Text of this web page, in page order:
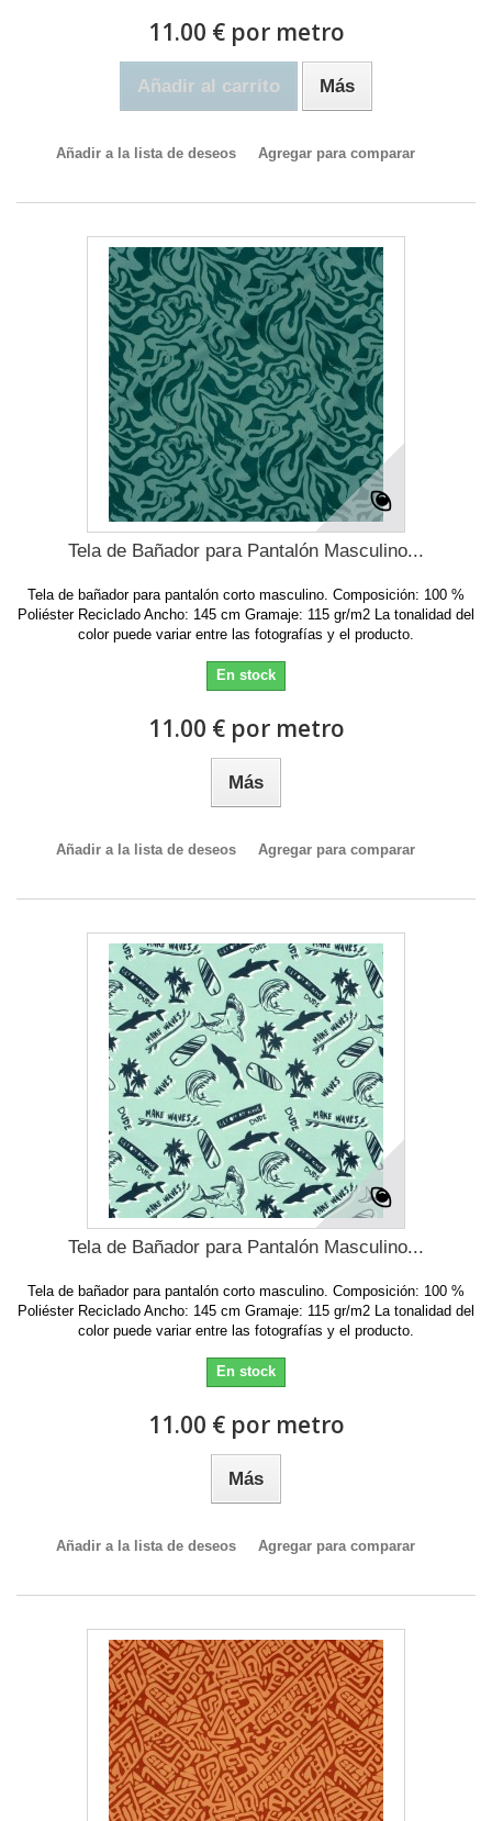
11.00 € por metro
Añadir al carrito Más
Añadir a la lista de deseos Agregar para comparar
Tela de Bañador para Pantalón Masculino...
Tela de bañador para pantalón corto masculino. Composición: 100 %
Poliéster Reciclado Ancho: 145 cm Gramaje: 115 gr/m2 La tonalidad del
color puede variar entre las fotografías y el producto.
En stock
11.00 € por metro
Más
Añadir a la lista de deseos Agregar para comparar
Tela de Bañador para Pantalón Masculino...
Tela de bañador para pantalón corto masculino. Composición: 100 %
Poliéster Reciclado Ancho: 145 cm Gramaje: 115 gr/m2 La tonalidad del
color puede variar entre las fotografías y el producto.
En stock
11.00 € por metro
Más
Añadir a la lista de deseos Agregar para comparar